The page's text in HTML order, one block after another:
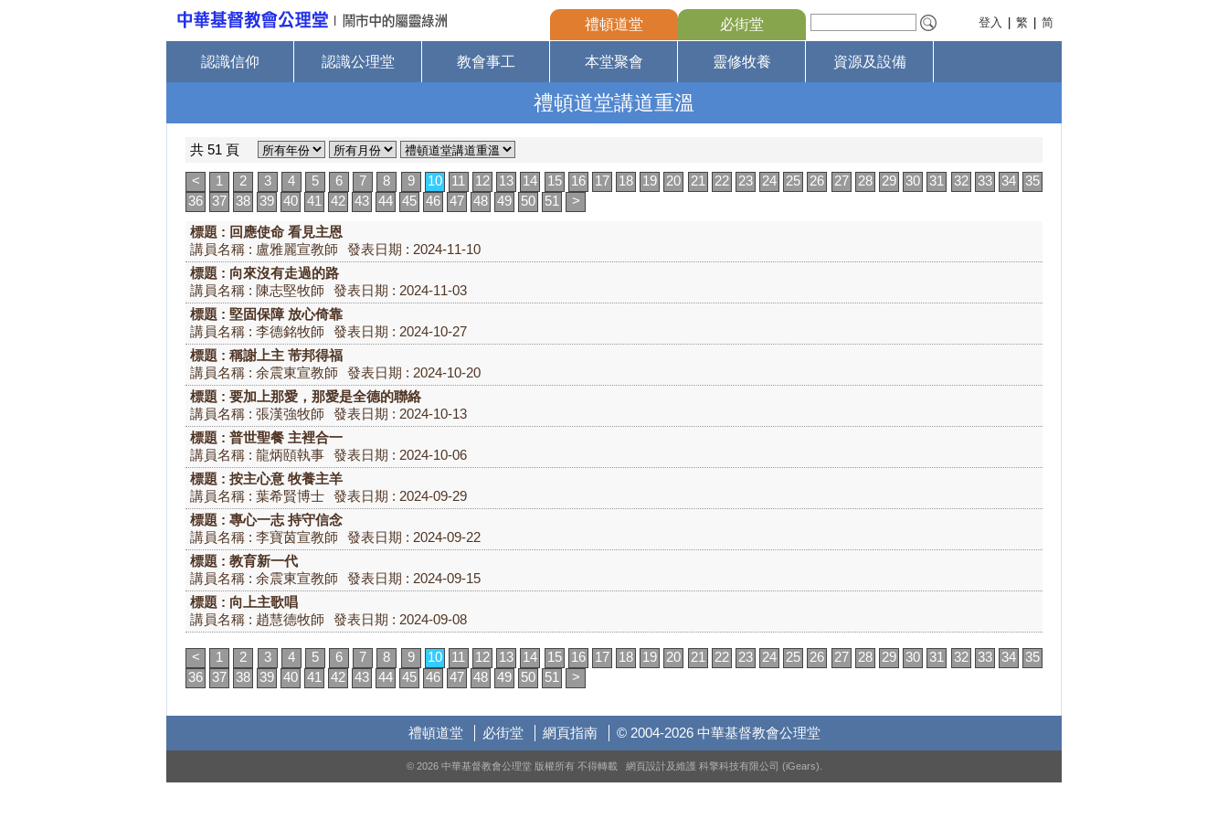
禮頓道堂 必街堂 登入 繁 简
認識信仰 認識公理堂 教會事工 本堂聚會 靈修牧養 資源及設備
禮頓道堂講道重溫
共 51 頁
<
1 2 3 4 5 6 7 8 9 10 11 12 13 14 15 16 17 18 19 20 21 22 23 24 25 26 27 28 29 30 31 32 33 34 35
36 37 38 39 40 41 42 43 44 45 46 47 48 49 50 51
>
標題 : 回應使命 看見主恩
講員名稱 : 盧雅麗宣教師
發表日期 : 2024-11-10
標題 : 向來沒有走過的路
講員名稱 : 陳志堅牧師
發表日期 : 2024-11-03
標題 : 堅固保障 放心倚靠
講員名稱 : 李德銘牧師
發表日期 : 2024-10-27
標題 : 稱謝上主 芾邦得福
講員名稱 : 余震東宣教師
發表日期 : 2024-10-20
標題 : 要加上那愛，那愛是全德的聯絡
講員名稱 : 張漢強牧師
發表日期 : 2024-10-13
標題 : 普世聖餐 主裡合一
講員名稱 : 龍炳頤執事 發表日期 : 2024-10-06
標題 : 按主心意 牧養主羊
講員名稱 : 葉希賢博士 發表日期 : 2024-09-29
標題 : 專心一志 持守信念
講員名稱 : 李寶茵宣教師
發表日期 : 2024-09-22
標題 : 教育新一代
講員名稱 : 余震東宣教師
發表日期 : 2024-09-15
標題 : 向上主歌唱
講員名稱 : 趙慧德牧師
發表日期 : 2024-09-08
< 1 2 3 4 5 6 7 8 9 10 11 12 13 14 15 16 17 18 19 20 21 22 23 24 25 26 27 28 29 30 31 32 33 34 35
36 37 38 39 40 41 42 43 44 45 46 47 48 49 50 51 >
禮頓道堂 必街堂 網頁指南 © 2004-2026 中華基督教會公理堂
© 2026 中華基督教會公理堂 版權所有 不得轉載 網頁設計及維護 科擎科技有限公司 (iGears)